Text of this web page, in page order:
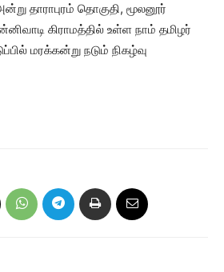
தாராபுரம் தொகுதி, மூலனூர்
கிராமத்தில் உள்ள நாம் தமிழர்
மரக்கன்று நடும் நிகழ்வு